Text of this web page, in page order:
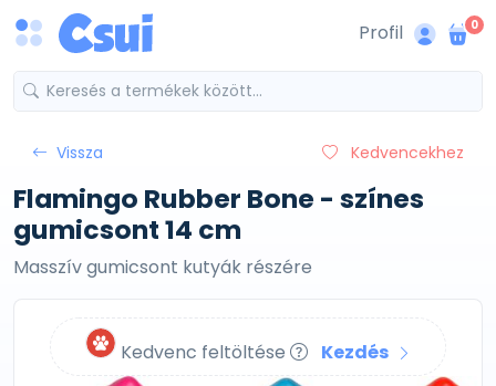
Profil 0
Vissza Kedvencekhez
Flamingo Rubber Bone - színes
gumicsont 14 cm
Masszív gumicsont kutyák részére
Kedvenc feltöltése Kezdés